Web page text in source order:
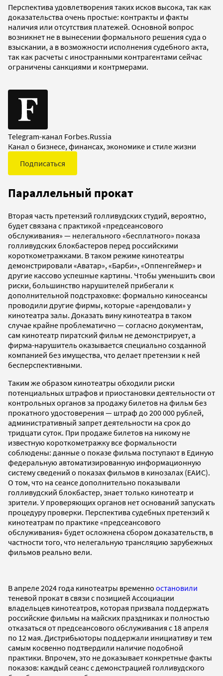
Перспектива удовлетворения таких исков высока, так как
доказательства очень простые: контракты и факты
наличия или отсутствия платежей. Основной вопрос
возникнет не в вынесении формального решения суда о
взыскании, а в возможности исполнения судебного акта,
так как расчеты с иностранными контрагентами сейчас
ограничены санкциями и контрмерами.
Telegram-канал Forbes.Russia
Канал о бизнесе, финансах, экономике и стиле жизни
Подписаться
Параллельный прокат
Вторая часть претензий голливудских студий, вероятно,
будет связана с практикой «предсеансового
обслуживания» — нелегального «бесплатного» показа
голливудских блокбастеров перед российскими
короткометражками. В таком режиме кинотеатры
демонстрировали «Аватар», «Барби», «Оппенгеймер» и
другие кассово успешные картины. Чтобы уменьшить свои
риски, большинство нарушителей прибегали к
дополнительной подстраховке: формально киносеансы
проводили другие фирмы, которые «арендовали» у
кинотеатра залы. Доказать вину кинотеатра в таком
случае крайне проблематично — согласно документам,
сам кинотеатр пиратский фильм не демонстрирует, а
фирма-нарушитель оказывается специально созданной
компанией без имущества, что делает претензии к ней
бесперспективными.
Таким же образом кинотеатры обходили риски
потенциальных штрафов и приостановки деятельности от
контрольных органов за продажу билетов на фильм без
прокатного удостоверения — штраф до 200 000 рублей,
административный запрет деятельности на срок до
тридцати суток. При продаже билетов на никому не
известную короткометражку все формальности
соблюдены: данные о показе фильма поступают в Единую
федеральную автоматизированную информационную
систему сведений о показах фильмов в кинозалах (ЕАИС).
О том, что на сеансе дополнительно показывали
голливудский блокбастер, знает только кинотеатр и
зрители. У проверяющих органов нет оснований запускать
процедуру проверки. Перспектива судебных претензий к
кинотеатрам по практике «предсеансового
обслуживания» будет осложнена сбором доказательств, в
частности того, что нелегальную трансляцию зарубежных
фильмов реально вели.
В апреле 2024 года кинотеатры временно остановили
теневой прокат в связи с позицией Ассоциации
владельцев кинотеатров, которая призвала поддержать
российские фильмы на майских праздниках и полностью
отказаться от предсеансового обслуживания c 18 апреля
по 12 мая. Дистрибьюторы поддержали инициативу и тем
самым косвенно подтвердили наличие подобной
практики. Впрочем, это не доказывает конкретные факты
показов: каждый сеанс с демонстрацией голливудского